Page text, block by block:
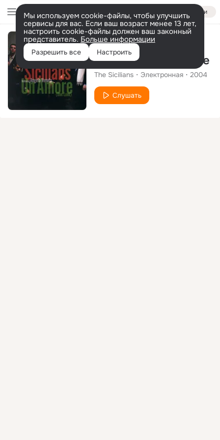
Войти
Мы используем cookie-файлы, чтобы улучшить
сервисы для вас. Если ваш возраст менее 13 лет,
настроить cookie-файлы должен ваш законный
представитель. Больше информации
Разрешить все Настроить
Альбом
Un Amore: One Love
The Sicilians Электронная 2004
Слушать